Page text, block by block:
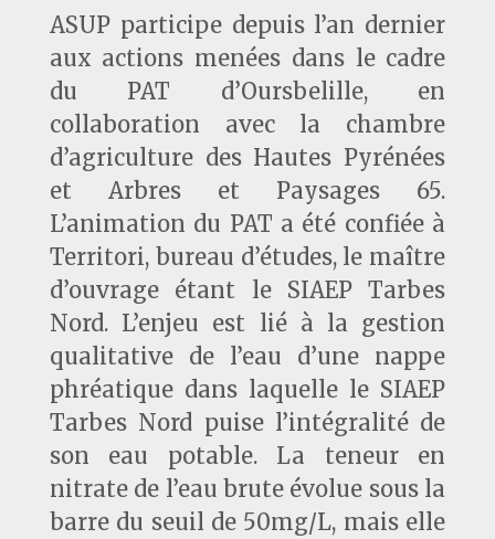
ASUP participe depuis l’an dernier
aux actions menées dans le cadre
du PAT d’Oursbelille, en
collaboration avec la chambre
d’agriculture des Hautes Pyrénées
et Arbres et Paysages 65.
L’animation du PAT a été confiée à
Territori, bureau d’études, le maître
d’ouvrage étant le SIAEP Tarbes
Nord. L’enjeu est lié à la gestion
qualitative de l’eau d’une nappe
phréatique dans laquelle le SIAEP
Tarbes Nord puise l’intégralité de
son eau potable. La teneur en
nitrate de l’eau brute évolue sous la
barre du seuil de 50mg/L, mais elle